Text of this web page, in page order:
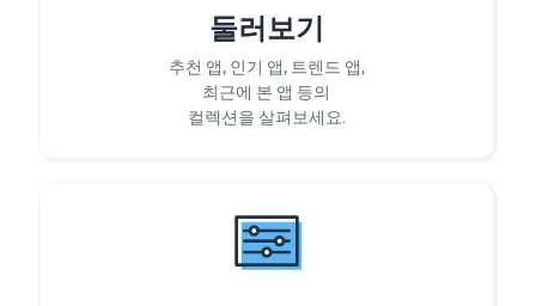
둘러보기
추천 앱, 인기 앱, 트렌드 앱,
최근에 본 앱 등의
컬렉션을 살펴보세요.